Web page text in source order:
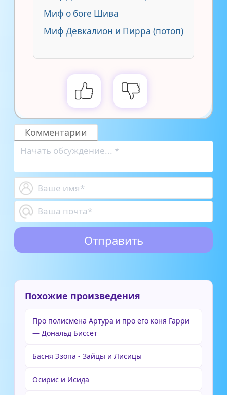
Миф о боге Шива
Миф Девкалион и Пирра (потоп)
Комментарии
Похожие произведения
Про полисмена Артура и про его коня Гарри
— Дональд Биссет
Басня Эзопа - Зайцы и Лисицы
Осирис и Исида